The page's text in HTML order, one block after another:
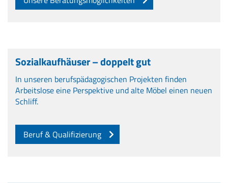
Sozialkaufhäuser – doppelt gut
In unseren berufspädagogischen Projekten finden
Arbeitslose eine Perspektive und alte Möbel einen neuen
Schliff.
Beruf & Qualifizierung